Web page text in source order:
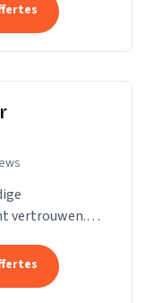
vertrouwen.
Want uw